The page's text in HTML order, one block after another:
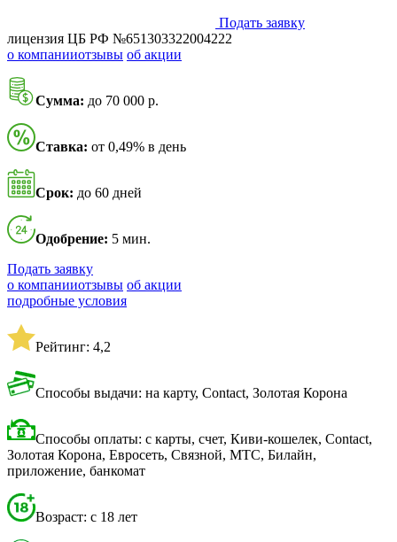
Подать заявку
лицензия ЦБ РФ №651303322004222
о компанииотзывы об акции
Сумма: до 70 000 р.
Ставка: от 0,49% в день
Срок: до 60 дней
Одобрение: 5 мин.
Подать заявку
о компанииотзывы об акции
подробные условия
Рейтинг: 4,2
Способы выдачи: на карту, Contact, Золотая Корона
Способы оплаты: с карты, счет, Киви-кошелек, Contact,
Золотая Корона, Евросеть, Связной, МТС, Билайн,
приложение, банкомат
Возраст: с 18 лет